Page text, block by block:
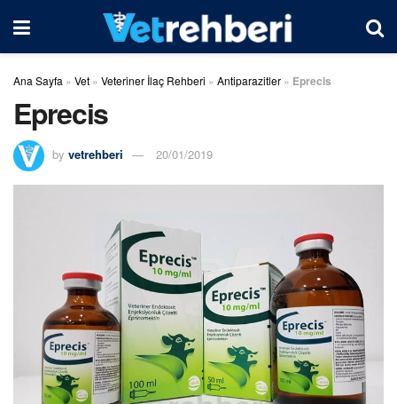
Ana Sayfa » Vet » Veteriner İlaç Rehberi » Antiparazitler » Eprecis
Eprecis
by vetrehberi 20/01/2019